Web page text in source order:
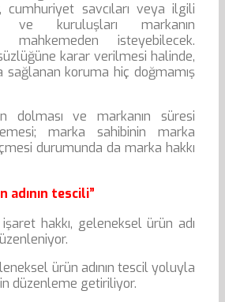
cumhuriyet savcıları veya ilgili
kuruluşları markanın
mahkemeden isteyebilecek.
karar verilmesi halinde,
koruma hiç doğmamış
dolması ve markanın süresi
marka sahibinin marka
durumunda da marka hakkı
adının tescili”
hakkı, geleneksel ürün adı
ürün adının tescil yoluyla
düzenleme getiriliyor.